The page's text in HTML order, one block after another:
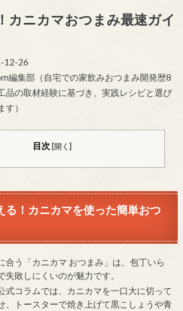
カニカマおつまみ最速ガイ
12-26
編集部（自宅での家飲みおつまみ開発歴8
品の取材経験に基づき、実践レシピと選び
）
目次 [開く]
る！カニカマを使った簡単おつ
合う「カニカマ おつまみ」は、包丁いら
失敗しにくいのが魅力です。
式コラムでは、カニカマを一口大に切って
、トースターで焼き上げて黒こしょうや青